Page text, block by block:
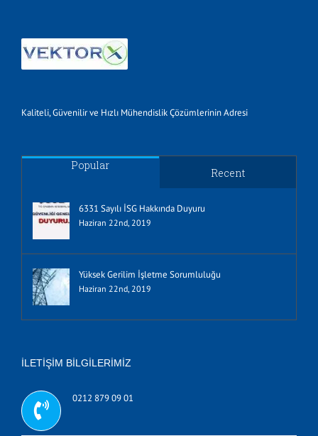
Kaliteli, Güvenilir ve Hızlı Mühendislik Çözümlerinin Adresi
Popular
Recent
6331 Sayılı İSG Hakkında Duyuru
Haziran 22nd, 2019
Yüksek Gerilim İşletme Sorumluluğu
Haziran 22nd, 2019
İLETIŞIM BILGILERIMIZ
0212 879 09 01